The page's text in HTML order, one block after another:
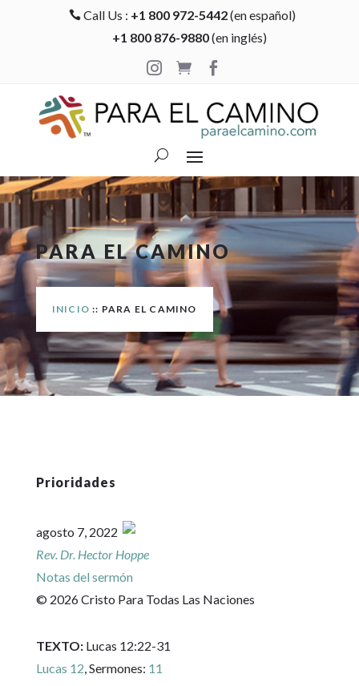
 Call Us : +1 800 972-5442(en español)
+1 800 876-9880(en inglés)

 
PARA EL CAMINO
INICIO :: PARA EL CAMINO
Prioridades
agosto 7, 2022
Rev. Dr. Hector Hoppe
Notas del sermón
© 2026 Cristo Para Todas Las Naciones
TEXTO: Lucas 12:22-31
Lucas 12, Sermones: 11